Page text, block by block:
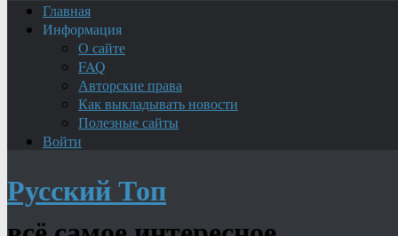
Главная
Информация
О сайте
FAQ
Авторские права
Как выкладывать новости
Полезные сайты
Войти
Русский Топ